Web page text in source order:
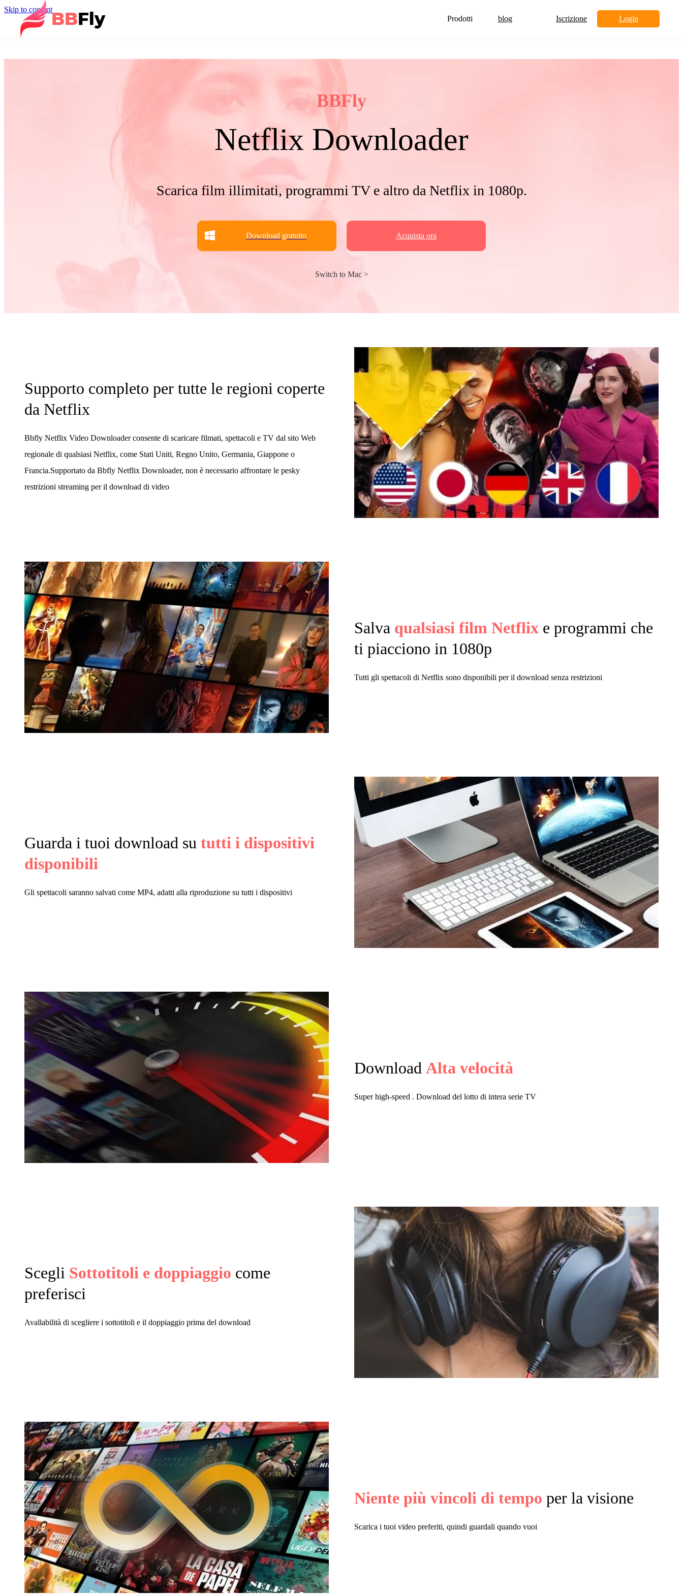
Skip to content
Prodotti
blog Iscrizione Login
BBFly
Netflix Downloader
Scarica film illimitati, programmi TV e altro da Netflix in 1080p.
Download gratuito Acquista ora
Switch to Mac >
Supporto completo per tutte le regioni coperte
da Netflix
Bbfly Netflix Video Downloader consente di scaricare filmati, spettacoli e TV dal sito Web
regionale di qualsiasi Netflix, come Stati Uniti, Regno Unito, Germania, Giappone o
Francia.Supportato da Bbfly Netflix Downloader, non è necessario affrontare le pesky
restrizioni streaming per il download di video
Salva qualsiasi film Netflixe programmi che
ti piacciono in 1080p
Tutti gli spettacoli di Netflix sono disponibili per il download senza restrizioni
Guarda i tuoi download su tutti i dispositivi
disponibili
Gli spettacoli saranno salvati come MP4, adatti alla riproduzione su tutti i dispositivi
Download Alta velocità
Super high-speed . Download del lotto di intera serie TV
Scegli Sottotitoli e doppiaggio come
preferisci
Avallabilità di scegliere i sottotitoli e il doppiaggio prima del download
Niente più vincoli di tempo per la visione
Scarica i tuoi video preferiti, quindi guardali quando vuoi